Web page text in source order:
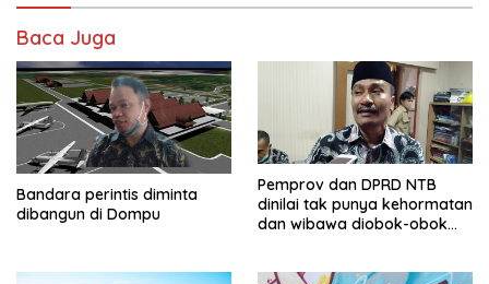
Baca Juga
Bandara perintis diminta
dibangun di Dompu
Pemprov dan DPRD NTB
dinilai tak punya kehormatan
dan wibawa diobok-obok